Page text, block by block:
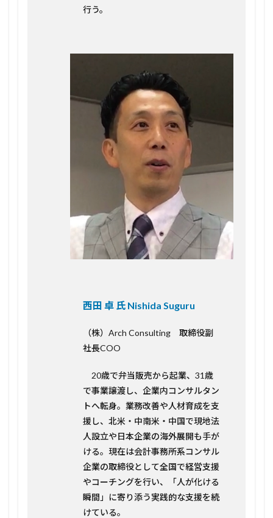
行う。
西田 卓 氏 Nishida Suguru
（株）Arch Consulting 取締役副
社長COO
20歳で弁当販売から起業、31歳
で事業譲渡し、企業内コンサルタン
トへ転身。業務改善や人材育成を支
援し、北米・中南米・中国で現地法
人設立や日本企業の海外展開も手が
ける。現在は会計事務所系コンサル
企業の取締役として全国で経営支援
やコーチングを行い、「人が化ける
瞬間」に寄り添う実践的な支援を続
けている。